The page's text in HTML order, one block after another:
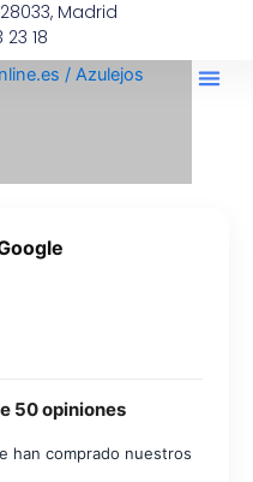
Madrid
23 18
50 opiniones
han comprado nuestros